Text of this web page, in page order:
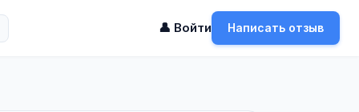
👤 Войти Написать отзыв